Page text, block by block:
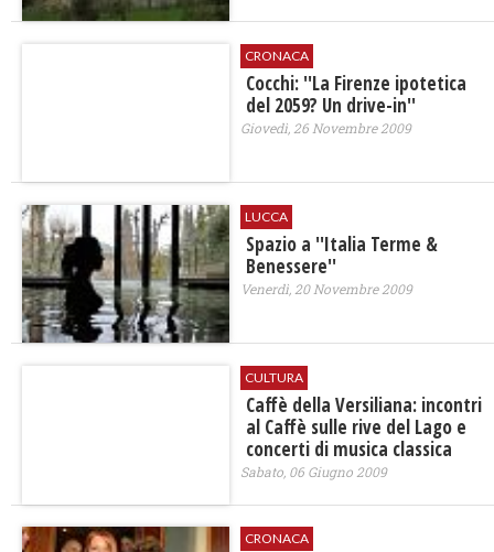
CRONACA
Cocchi: ''La Firenze ipotetica
del 2059? Un drive-in''
Giovedì, 26 Novembre 2009
LUCCA
Spazio a ''Italia Terme &
Benessere''
Venerdì, 20 Novembre 2009
CULTURA
Caffè della Versiliana: incontri
al Caffè sulle rive del Lago e
concerti di musica classica
Sabato, 06 Giugno 2009
CRONACA